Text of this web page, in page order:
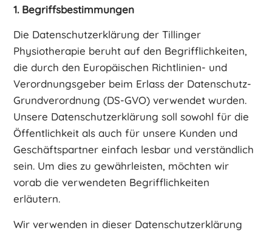
1. Begriffsbestimmungen
Die Datenschutzerklärung der Tillinger
Physiotherapie beruht auf den Begrifflichkeiten,
die durch den Europäischen Richtlinien- und
Verordnungsgeber beim Erlass der Datenschutz-
Grundverordnung (DS-GVO) verwendet wurden.
Unsere Datenschutzerklärung soll sowohl für die
Öffentlichkeit als auch für unsere Kunden und
Geschäftspartner einfach lesbar und verständlich
sein. Um dies zu gewährleisten, möchten wir
vorab die verwendeten Begrifflichkeiten
erläutern.
Wir verwenden in dieser Datenschutzerklärung